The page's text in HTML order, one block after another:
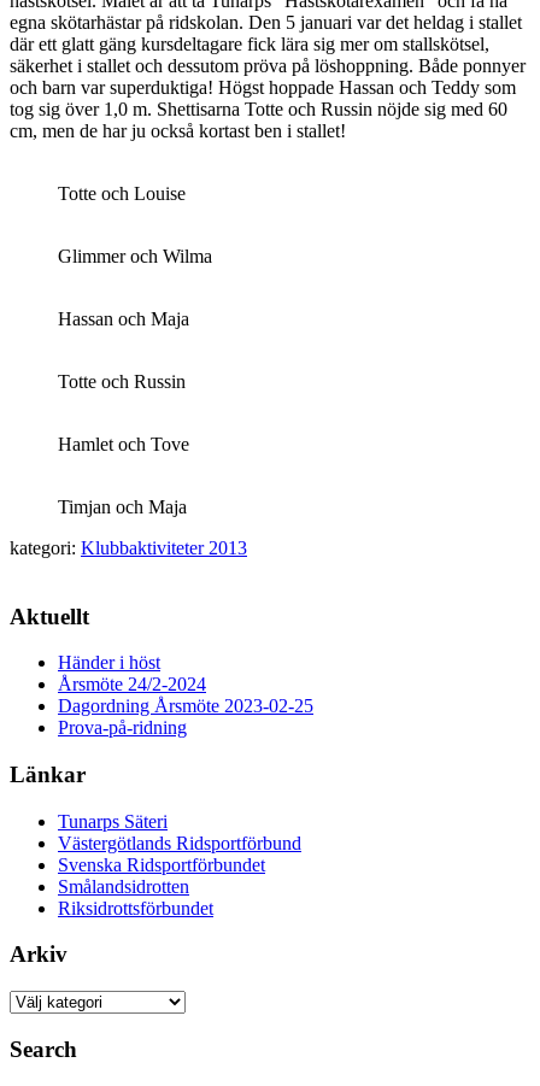
egna skötarhästar på ridskolan. Den 5 januari var det heldag i stallet
där ett glatt gäng kursdeltagare fick lära sig mer om stallskötsel,
säkerhet i stallet och dessutom pröva på löshoppning. Både ponnyer
och barn var superduktiga! Högst hoppade Hassan och Teddy som
tog sig över 1,0 m. Shettisarna Totte och Russin nöjde sig med 60
cm, men de har ju också kortast ben i stallet!
Totte och Louise
Glimmer och Wilma
Hassan och Maja
Totte och Russin
Hamlet och Tove
Timjan och Maja
kategori: Klubbaktiviteter 2013
Aktuellt
Händer i höst
Årsmöte 24/2-2024
Dagordning Årsmöte 2023-02-25
Prova-på-ridning
Länkar
Tunarps Säteri
Västergötlands Ridsportförbund
Svenska Ridsportförbundet
Smålandsidrotten
Riksidrottsförbundet
Arkiv
Arkiv
Search